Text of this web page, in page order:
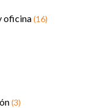
oficina(16)
(3)